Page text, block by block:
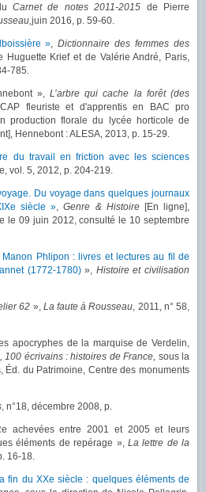
Carnet de notes 2011-2015 de Pierre
juin 2016, p. 59-60.
»,Dictionnaire des femmes des
Huguette Krief et de Valérie André, Paris,
785.
»,L’arbre qui cache la forêt (des
fleuriste et d'apprentis en BAC pro
production florale du lycée horticole de
Hennebont : ALESA, 2013, p. 15-29.
du travail en friction avec les sciences
vol. 5, 2012, p. 204-219.
Du voyage dans quelques journaux
siècle »,Genre & Histoire [En ligne],
le 09 juin 2012, consulté le 10 septembre
Phlipon : livres et lectures au ﬁl de
(1772-1780)», Histoire et civilisation
62 », La faute à Rousseau, 2011, n° 58,
apocryphes de la marquise de Verdelin,
100 écrivains : histoires de France, sous la
Éd. du Patrimoine, Centre des monuments
, n°18, décembre 2008, p.
achevées entre 2001 et 2005 et leurs
éléments de repérage », La lettre de la
16-18.
fin du XXe siècle : quelques éléments de